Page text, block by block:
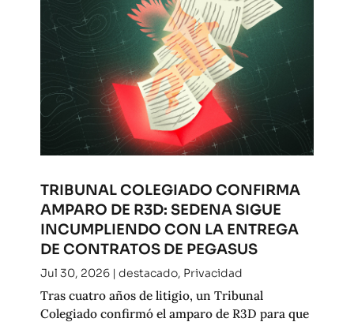
TRIBUNAL COLEGIADO CONFIRMA
AMPARO DE R3D: SEDENA SIGUE
INCUMPLIENDO CON LA ENTREGA
DE CONTRATOS DE PEGASUS
Jul 30, 2026| destacado, Privacidad
Tras cuatro años de litigio, un Tribunal
Colegiado confirmó el amparo de R3D para que